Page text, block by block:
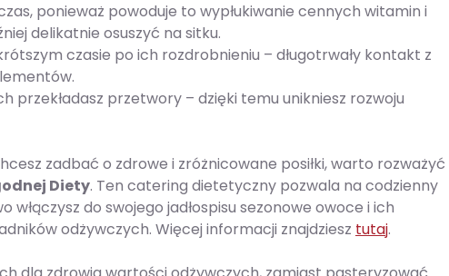
ponieważ powoduje to wypłukiwanie cennych witamin i
delikatnie osuszyć na sitku.
czasie po ich rozdrobnieniu – długotrwały kontakt z
przekładasz przetwory – dzięki temu unikniesz rozwoju
zadbać o zdrowe i zróżnicowane posiłki, warto rozważyć
Diety. Ten catering dietetyczny pozwala na codzienny
włączysz do swojego jadłospisu sezonowe owoce i ich
odżywczych. Więcej informacji znajdziesz tutaj.